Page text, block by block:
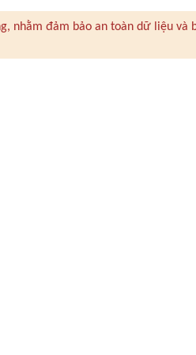
nhằm đảm bảo an toàn dữ liệu và